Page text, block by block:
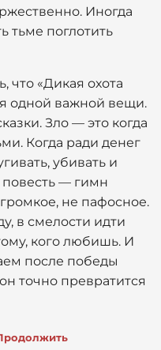
Иногда
тьме поглотить
что «Дикая охота
одной важной вещи.
Зло — это когда
Когда ради денег
убивать и
повесть — гимн
не пафосное.
в смелости идти
кого любишь. И
после победы
точно превратится